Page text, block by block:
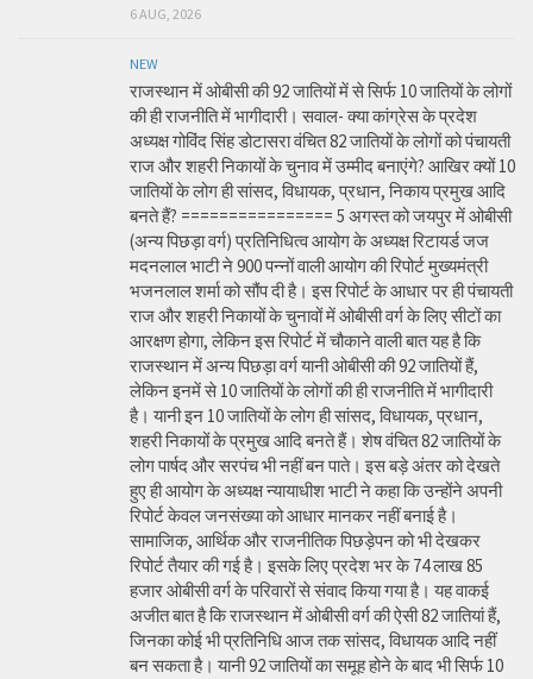
6 AUG, 2026
NEW
राजस्थान में ओबीसी की 92 जातियों में से सिर्फ 10 जातियों के लोगों
की ही राजनीति में भागीदारी। सवाल- क्या कांग्रेस के प्रदेश
अध्यक्ष गोविंद सिंह डोटासरा वंचित 82 जातियों के लोगों को पंचायती
राज और शहरी निकायों के चुनाव में उम्मीद बनाएंगे? आखिर क्यों 10
जातियों के लोग ही सांसद, विधायक, प्रधान, निकाय प्रमुख आदि
बनते हैं? ================ 5 अगस्त को जयपुर में ओबीसी
(अन्य पिछड़ा वर्ग) प्रतिनिधित्व आयोग के अध्यक्ष रिटायर्ड जज
मदनलाल भाटी ने 900 पन्नों वाली आयोग की रिपोर्ट मुख्यमंत्री
भजनलाल शर्मा को सौंप दी है। इस रिपोर्ट के आधार पर ही पंचायती
राज और शहरी निकायों के चुनावों में ओबीसी वर्ग के लिए सीटों का
आरक्षण होगा, लेकिन इस रिपोर्ट में चौकाने वाली बात यह है कि
राजस्थान में अन्य पिछड़ा वर्ग यानी ओबीसी की 92 जातियों हैं,
लेकिन इनमें से 10 जातियों के लोगों की ही राजनीति में भागीदारी
है। यानी इन 10 जातियों के लोग ही सांसद, विधायक, प्रधान,
शहरी निकायों के प्रमुख आदि बनते हैं। शेष वंचित 82 जातियों के
लोग पार्षद और सरपंच भी नहीं बन पाते। इस बड़े अंतर को देखते
हुए ही आयोग के अध्यक्ष न्यायाधीश भाटी ने कहा कि उन्होंने अपनी
रिपोर्ट केवल जनसंख्या को आधार मानकर नहीं बनाई है।
सामाजिक, आर्थिक और राजनीतिक पिछड़ेपन को भी देखकर
रिपोर्ट तैयार की गई है। इसके लिए प्रदेश भर के 74 लाख 85
हजार ओबीसी वर्ग के परिवारों से संवाद किया गया है। यह वाकई
अजीत बात है कि राजस्थान में ओबीसी वर्ग की ऐसी 82 जातियां हैं,
जिनका कोई भी प्रतिनिधि आज तक सांसद, विधायक आदि नहीं
बन सकता है। यानी 92 जातियों का समूह होने के बाद भी सिर्फ 10